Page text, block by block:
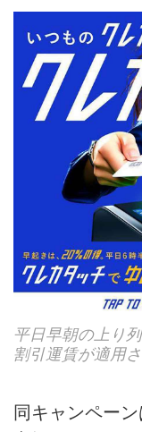
平日早朝の上り
割引運賃が適用さ
同キャンペー